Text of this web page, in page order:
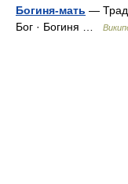
Богиня-мать —
Бог · Богиня …